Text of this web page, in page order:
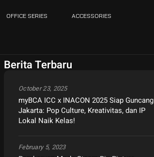
OFFICE SERIES ACCESSORIES
Berita Terbaru
myBCA ICC x INACON 2025 Siap Guncang
Jakarta: Pop Culture, Kreativitas, dan IP
Lokal Naik Kelas!
October 23, 2025
February 5, 2023